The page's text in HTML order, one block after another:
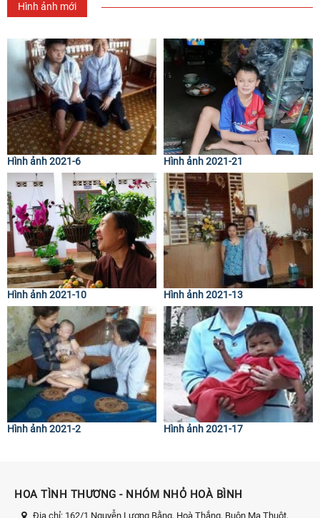
Hình ảnh mới
Hình ảnh 2021-6 Hình ảnh 2021-21
Hình ảnh 2021-10 Hình ảnh 2021-13
Hình ảnh 2021-2 Hình ảnh 2021-17
HOA TÌNH THƯƠNG - NHÓM NHỎ HOÀ BÌNH
Địa chỉ: 162/1 Nguyễn Lương Bằng, Hoà Thắng, Buôn Ma Thuột,